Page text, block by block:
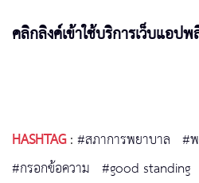
คลิกลิงค์เข้าใช้บริการเว็บแอป
HASHTAG:#สภาการพยาบาล #
#กรอกข้อความ #good standing